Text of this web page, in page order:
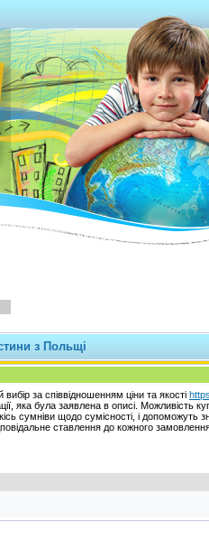
з Польщі
за співвідношенням ціни та якості
яка була заявлена в описі. Можливість
сумніви щодо сумісності, і
ставлення до кожного